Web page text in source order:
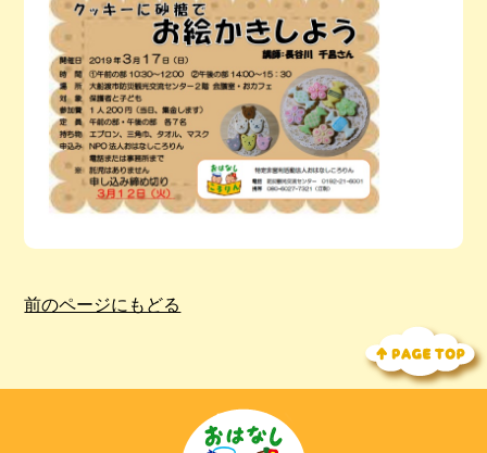
今月の予定
活動場所のご案内
ファンクラブのご案内
お問い合わせ
前のページにもどる